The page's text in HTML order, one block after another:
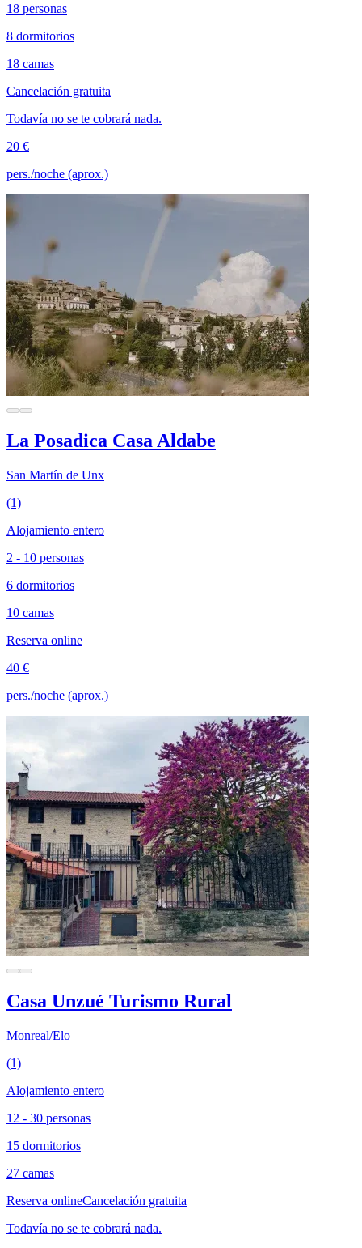
18 personas
8 dormitorios
18 camas
Cancelación gratuita
Todavía no se te cobrará nada.
20 €
pers./noche (aprox.)
La Posadica Casa Aldabe
San Martín de Unx
(1)
Alojamiento entero
2 - 10 personas
6 dormitorios
10 camas
Reserva online
40 €
pers./noche (aprox.)
Casa Unzué Turismo Rural
Monreal/Elo
(1)
Alojamiento entero
12 - 30 personas
15 dormitorios
27 camas
Reserva onlineCancelación gratuita
Todavía no se te cobrará nada.